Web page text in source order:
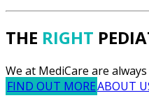
THE RIGHT
We at MediCare are
FIND OUT MOREABOUT